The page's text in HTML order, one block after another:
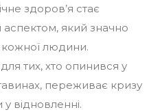
здоров’я стає
який значно
кожної людини.
тих, хто опинився у
переживає кризу
відновленні.